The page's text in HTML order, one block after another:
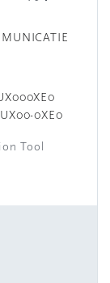
0XE0
Tool